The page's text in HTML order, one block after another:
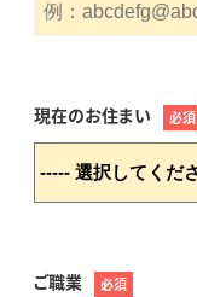
現在のお住まい 必須
ご職業 必須